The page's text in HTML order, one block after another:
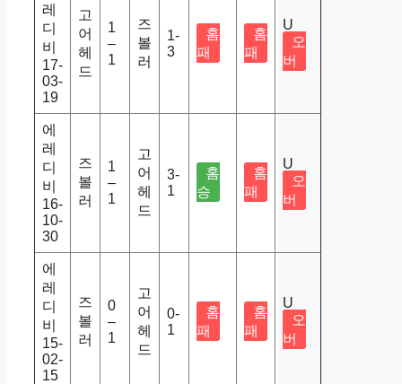
레
디
비
17-
03-
19
고
어
헤
드
1
–
1
즈
볼
러
1-
3
홈
패
홈
패
U
오
버
에
레
디
비
16-
10-
30
즈
볼
러
1
–
1
고
어
헤
드
3-
1
홈
승
홈
패
U
오
버
에
레
디
비
15-
02-
15
즈
볼
러
0
–
1
고
어
헤
드
0-
1
홈
패
홈
패
U
오
버